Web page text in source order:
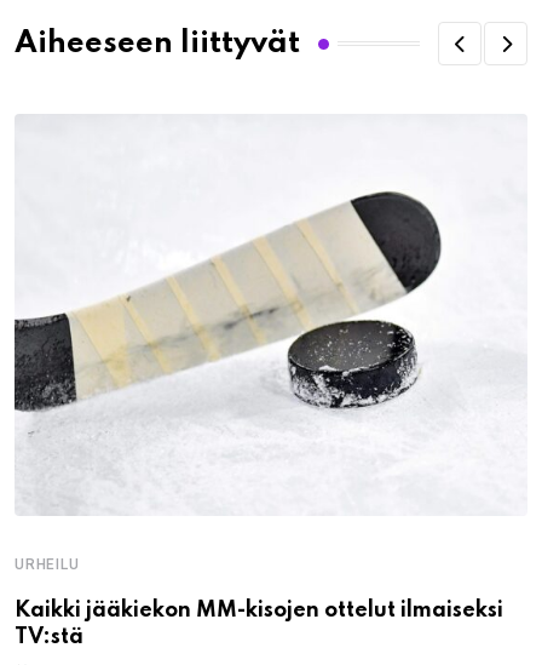
Aiheeseen liittyvät
URHEILU
Kaikki jääkiekon MM-kisojen ottelut ilmaiseksi
TV:stä